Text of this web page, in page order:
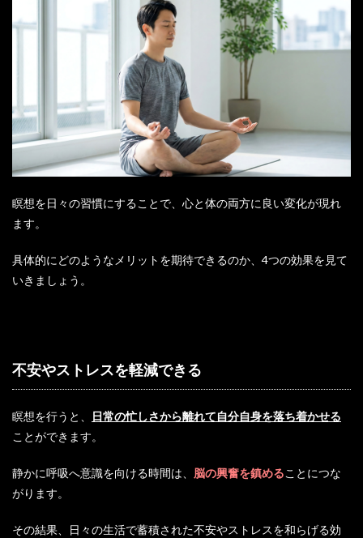
瞑想を日々の習慣にすることで、心と体の両方に良い変化が現れ
ます。
具体的にどのようなメリットを期待できるのか、4つの効果を見て
いきましょう。
不安やストレスを軽減できる
瞑想を行うと、
日常の忙しさから離れて自分自身を落ち着かせる
ことができます。
静かに呼吸へ意識を向ける時間は、 脳の興奮を鎮めることにつな
がります。
その結果、日々の生活で蓄積された不安やストレスを和らげる効